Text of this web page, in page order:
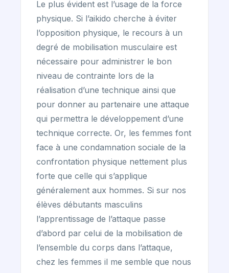
Le plus évident est l’usage de la force
physique. Si l’aikido cherche à éviter
l’opposition physique, le recours à un
degré de mobilisation musculaire est
nécessaire pour administrer le bon
niveau de contrainte lors de la
réalisation d’une technique ainsi que
pour donner au partenaire une attaque
qui permettra le développement d’une
technique correcte. Or, les femmes font
face à une condamnation sociale de la
confrontation physique nettement plus
forte que celle qui s’applique
généralement aux hommes. Si sur nos
élèves débutants masculins
l’apprentissage de l’attaque passe
d’abord par celui de la mobilisation de
l’ensemble du corps dans l’attaque,
chez les femmes il me semble que nous